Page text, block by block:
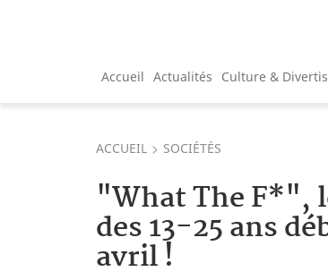
Accueil Actualités Culture &
ACCUEIL SOCIÉTÉS
"What The F*",
des 13-25 ans
avril !